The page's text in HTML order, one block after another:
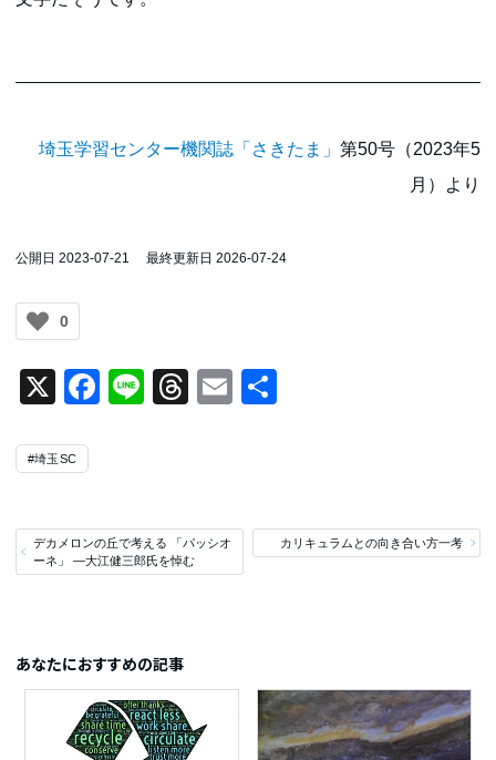
埼玉学習センター機関誌「さきたま」 第50号（2023年5
月）より
公開日 2023-07-21 最終更新日 2026-07-24
0
X Facebook
LineThreads
Email
#埼玉SC
デカメロンの丘で考える 「パッシオ
ーネ」 ―大江健三郎氏を悼む
カリキュラムとの向き合い方一考
あなたにおすすめの記事